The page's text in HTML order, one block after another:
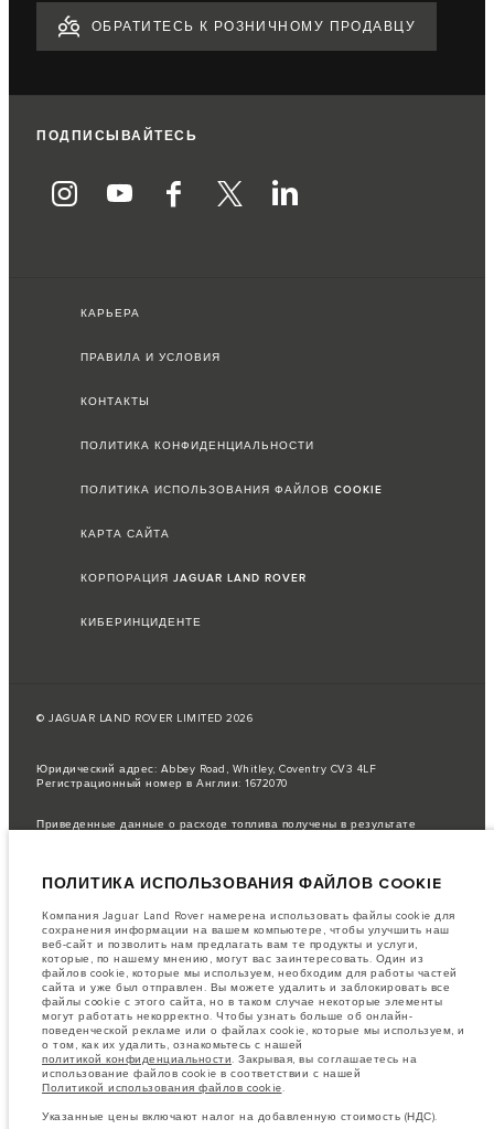
ОБРАТИТЕСЬ К РОЗНИЧНОМУ ПРОДАВЦУ
ПОДПИСЫВАЙТЕСЬ
КАРЬЕРА
ПРАВИЛА И УСЛОВИЯ
КОНТАКТЫ
ПОЛИТИКА КОНФИДЕНЦИАЛЬНОСТИ
ПОЛИТИКА ИСПОЛЬЗОВАНИЯ ФАЙЛОВ COOKIE
КАРТА САЙТА
КОРПОРАЦИЯ JAGUAR LAND ROVER
КИБЕРИНЦИДЕНТЕ
© JAGUAR LAND ROVER LIMITED 2026
Юридический адрес: Abbey Road, Whitley, Coventry CV3 4LF
Регистрационный номер в Англии: 1672070
Приведенные данные о расходе топлива получены в результате
Фактический расход топлива автомобиля может отличаться от
для сравнения.
важное примечание в отношений изображений и спецификаций.
настоящее время в мире наблюдается дефицит полупроводников,
который оказывает влияние на спецификации производимых
транспортных средств, доступность опционального оборудования и
сроки производства. Ситуация меняется очень быстро. Поэтому
используемые на сайте изображения могут не в полной мере
соответствовать доступным особенностям, опциям, комплектациям и
цветовым схемам автомобилей. Подробную информацию о
действующих ограничениях уточняйте у авторизованных дилеров.
Информация, технические характеристики, двигатели и цвета на этом
веб-сайте указаны для европейских комплектаций автомобилей. Они
могут различаться в зависимости от рынка и могут быть изменены без
предварительного уведомления. Некоторые автомобили показаны с
ПОЛИТИКА ИСПОЛЬЗОВАНИЯ ФАЙЛОВ COOKIE
Компания Jaguar Land Rover намерена использовать файлы cookie для
сохранения информации на вашем компьютере, чтобы улучшить наш
веб-сайт и позволить нам предлагать вам те продукты и услуги,
которые, по нашему мнению, могут вас заинтересовать. Один из
файлов cookie, которые мы используем, необходим для работы частей
сайта и уже был отправлен. Вы можете удалить и заблокировать все
файлы cookie с этого сайта, но в таком случае некоторые элементы
могут работать некорректно. Чтобы узнать больше об онлайн-
поведенческой рекламе или о файлах cookie, которые мы используем, и
о том, как их удалить, ознакомьтесь с нашей
политикой конфиденциальности. Закрывая, вы соглашаетесь на
использование файлов cookie в соответствии с нашей
Политикой использования файлов cookie.
Указанные цены включают налог на добавленную стоимость (НДС).